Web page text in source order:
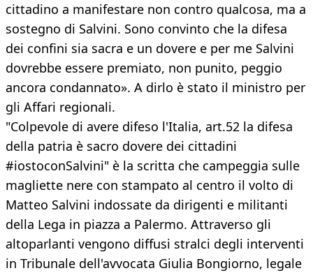
cittadino a manifestare non contro qualcosa, ma a
sostegno di Salvini. Sono convinto che la difesa
dei confini sia sacra e un dovere e per me Salvini
dovrebbe essere premiato, non punito, peggio
ancora condannato». A dirlo è stato il ministro per
gli Affari regionali.
"Colpevole di avere difeso l'Italia, art.52 la difesa
della patria è sacro dovere dei cittadini
#iostoconSalvini" è la scritta che campeggia sulle
magliette nere con stampato al centro il volto di
Matteo Salvini indossate da dirigenti e militanti
della Lega in piazza a Palermo. Attraverso gli
altoparlanti vengono diffusi stralci degli interventi
in Tribunale dell'avvocata Giulia Bongiorno, legale